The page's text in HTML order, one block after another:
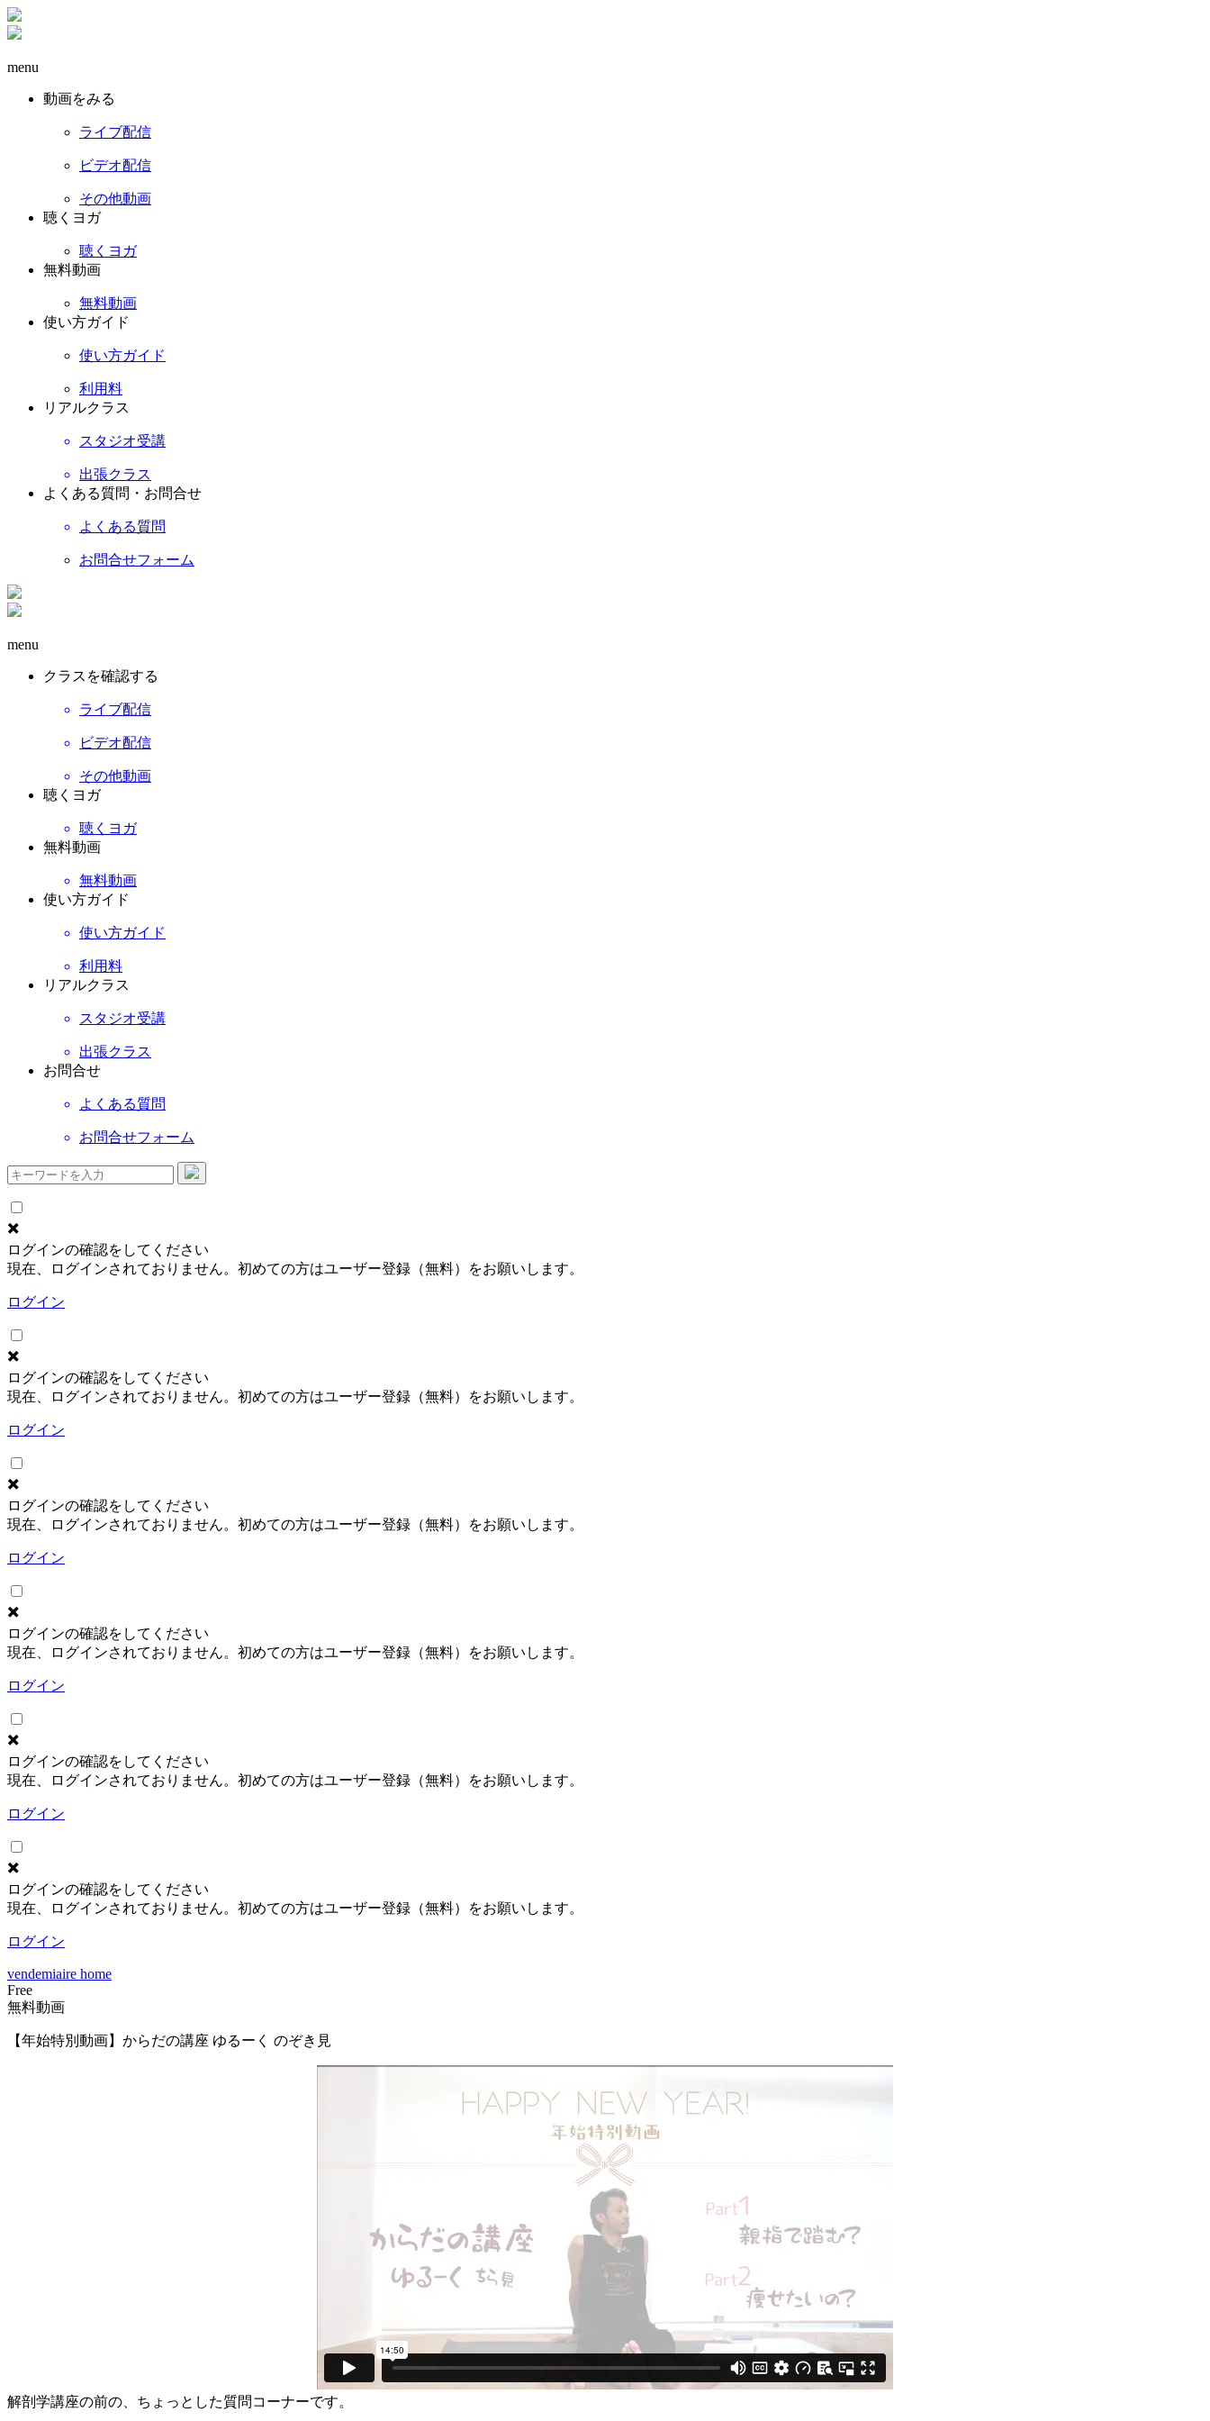
menu
動画をみる
ライブ配信
ビデオ配信
その他動画
聴くヨガ
聴くヨガ
無料動画
無料動画
使い方ガイド
使い方ガイド
利用料
リアルクラス
スタジオ受講
出張クラス
よくある質問・お問合せ
よくある質問
お問合せフォーム
menu
クラスを確認する
ライブ配信
ビデオ配信
その他動画
聴くヨガ
聴くヨガ
無料動画
無料動画
使い方ガイド
使い方ガイド
利用料
リアルクラス
スタジオ受講
出張クラス
お問合せ
よくある質問
お問合せフォーム
✖️
ログインの確認をしてください
現在、ログインされておりません。初めての方はユーザー登録（無料）をお願いします。
ログイン
✖️
ログインの確認をしてください
現在、ログインされておりません。初めての方はユーザー登録（無料）をお願いします。
ログイン
✖️
ログインの確認をしてください
現在、ログインされておりません。初めての方はユーザー登録（無料）をお願いします。
ログイン
✖️
ログインの確認をしてください
現在、ログインされておりません。初めての方はユーザー登録（無料）をお願いします。
ログイン
✖️
ログインの確認をしてください
現在、ログインされておりません。初めての方はユーザー登録（無料）をお願いします。
ログイン
✖️
ログインの確認をしてください
現在、ログインされておりません。初めての方はユーザー登録（無料）をお願いします。
ログイン
vendemiaire home
Free
無料動画
【年始特別動画】からだの講座 ゆるーく のぞき見
解剖学講座の前の、ちょっとした質問コーナーです。